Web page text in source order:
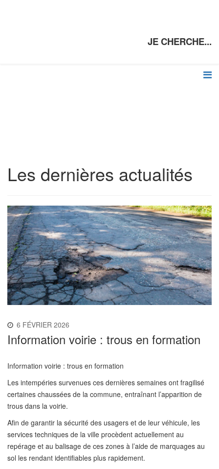
JE CHERCHE...
Les dernières actualités
6 FÉVRIER 2026
Information voirie : trous en formation
Information voirie : trous en formation
Les intempéries survenues ces dernières semaines ont fragilisé
certaines chaussées de la commune, entraînant l’apparition de
trous dans la voirie.
Afin de garantir la sécurité des usagers et de leur véhicule, les
services techniques de la ville procèdent actuellement au
repérage et au balisage de ces zones à l’aide de marquages au
sol les rendant identifiables plus rapidement.